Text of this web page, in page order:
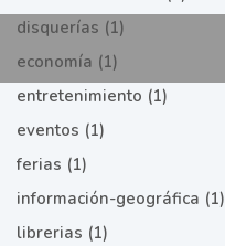
disquerías (1)
economía (1)
entretenimiento (1)
eventos (1)
ferias (1)
información-geográfica (1)
librerias (1)